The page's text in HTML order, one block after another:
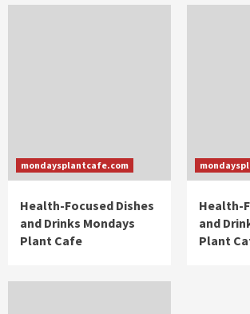
mondaysplantcafe.com
Health-Focused Dishes
and Drinks Mondays
Plant Cafe
Health-
and
Plant